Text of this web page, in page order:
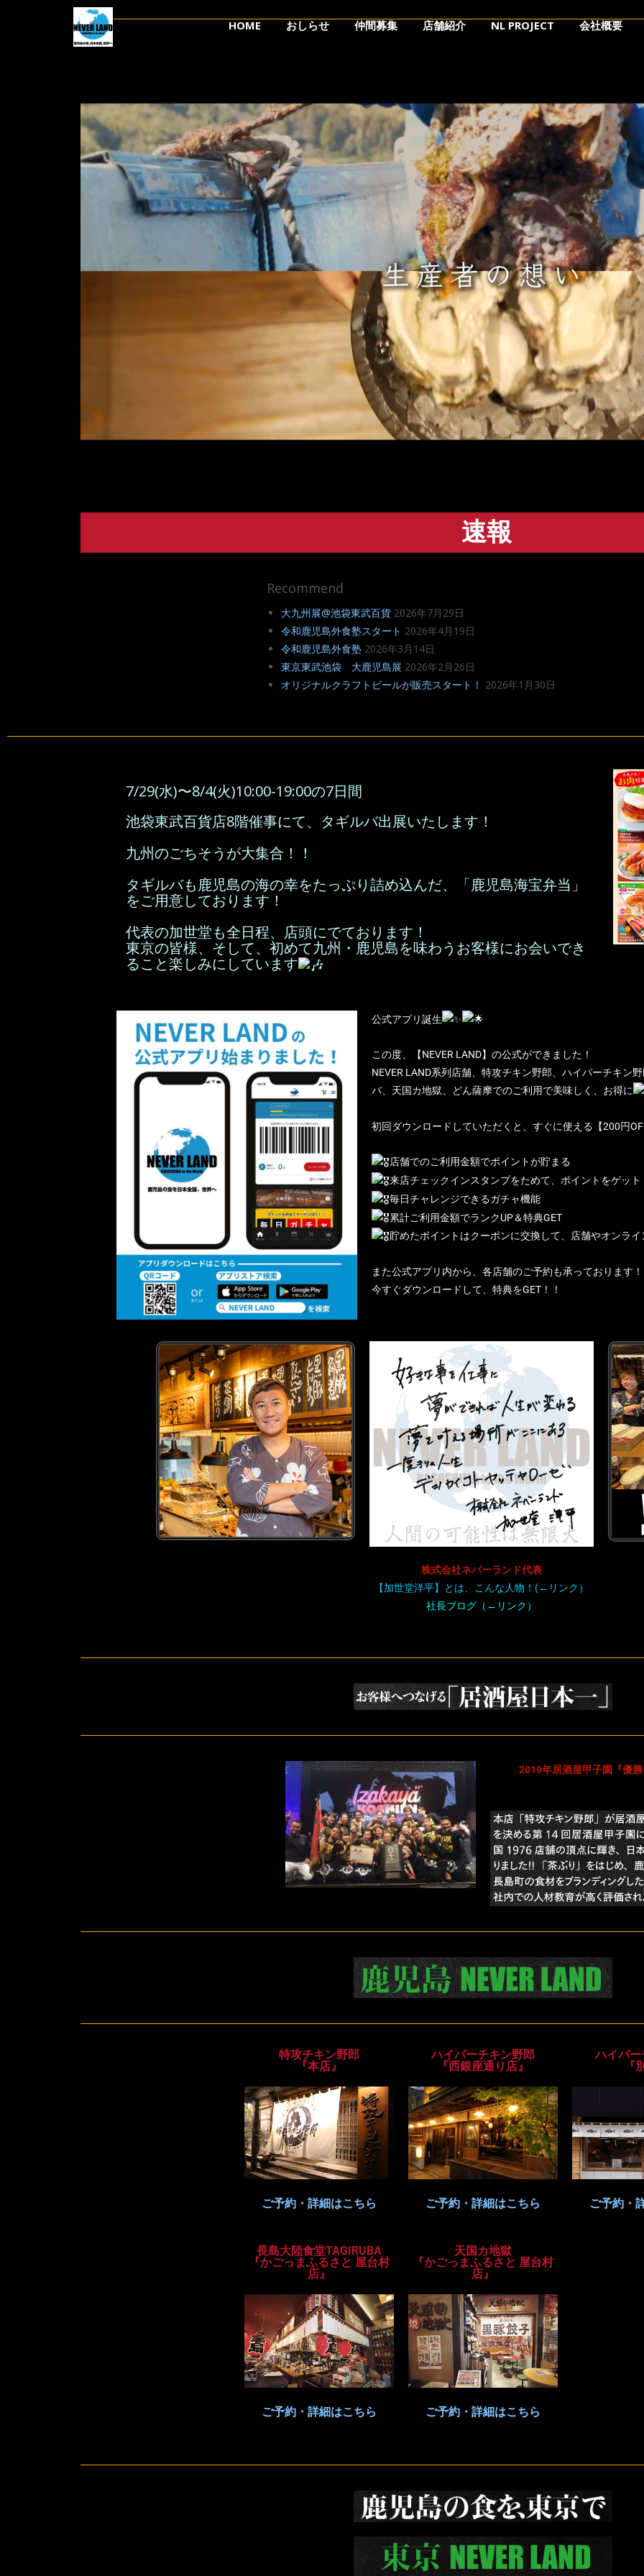
HOME おしらせ 仲間募集 店舗紹介 NL PROJECT 会社概要
速報
Recommend
大九州展@池袋東武百貨 2026年7月29日
令和鹿児島外食塾スタート 2026年4月19日
令和鹿児島外食塾 2026年3月14日
東京東武池袋 大鹿児島展 2026年2月26日
オリジナルクラフトビールが販売スタート！ 2026年1月30日
7/29(水)〜8/4(火)10:00-19:00の7日間
池袋東武百貨店8階催事にて、タギルバ出展いたします！
九州のごちそうが大集合！！
タギルバも鹿児島の海の幸をたっぷり詰め込んだ、「鹿児島海宝弁当」
をご用意しております！
代表の加世堂も全日程、店頭にでております！
東京の皆様、そして、初めて九州・鹿児島を味わうお客様にお会いでき
ること楽しみにしています
公式アプリ誕生
この度、【NEVER LAND】の公式ができました！
NEVER LAND系列店舗、特攻チキン野郎、ハイパーチキン
バ、天国カ地獄、どん薩摩でのご利用で美味しく、お得に
初回ダウンロードしていただくと、すぐに使える【200円
店舗でのご利用金額でポイントが貯まる
来店チェックインスタンプをためて、ポイントをゲット
毎日チャレンジできるガチャ機能
累計ご利用金額でランクUP＆特典GET
貯めたポイントはクーポンに交換して、店舗やオンラ
また公式アプリ内から、各店舗のご予約も承っております！
今すぐダウンロードして、特典をGET！！
株式会社ネバーランド代表
【加世堂洋平】とは、こんな人物！ (←リンク）
社長ブログ（←リンク）
2019年居酒屋甲子園『優
特攻チキン野郎
『本店』
ご予約・詳細はこちら
ハイパーチキン野郎
『西銀座通り店』
ご予約・詳細はこちら
ハイパ
『
ご予約・
長島大陸食堂TAGIRUBA
『かごっまふるさと 屋台村
店』
ご予約・詳細はこちら
天国カ地獄
『かごっまふるさと 屋台村
店』
ご予約・詳細はこちら